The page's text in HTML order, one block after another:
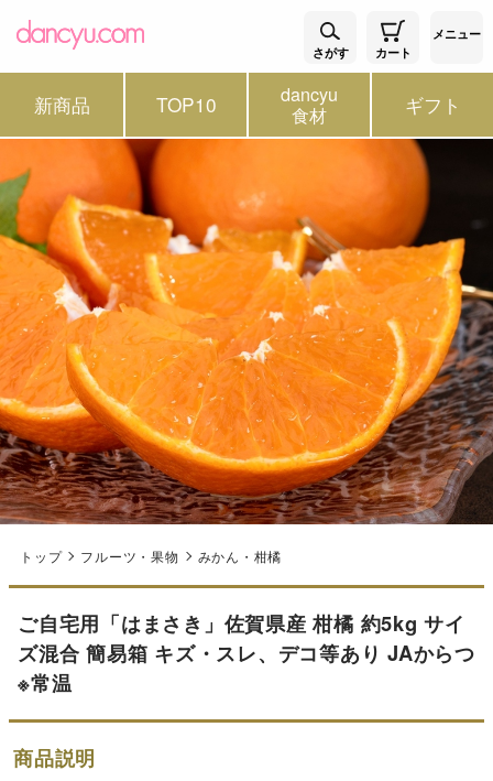
さがす カート
メニュー
新商品 TOP10 dancyu
食材 ギフト
トップ フルーツ・果物 みかん・柑橘
ご自宅用「はまさき」佐賀県産 柑橘 約5kg サイ
ズ混合 簡易箱 キズ・スレ、デコ等あり JAからつ
※常温
商品説明